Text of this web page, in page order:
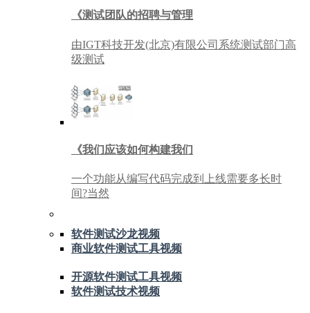
《测试团队的招聘与管理
由IGT科技开发(北京)有限公司系统测试部门高
级测试
《我们应该如何构建我们
一个功能从编写代码完成到上线需要多长时
间?当然
软件测试沙龙视频
商业软件测试工具视频
开源软件测试工具视频
软件测试技术视频